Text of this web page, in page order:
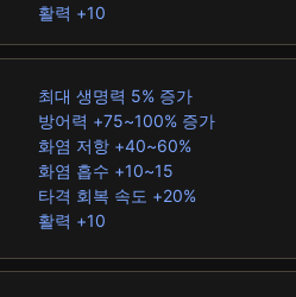
활력 +10
최대 생명력 5% 증가
방어력 +75~100% 증가
화염 저항 +40~60%
화염 흡수 +10~15
타격 회복 속도 +20%
활력 +10